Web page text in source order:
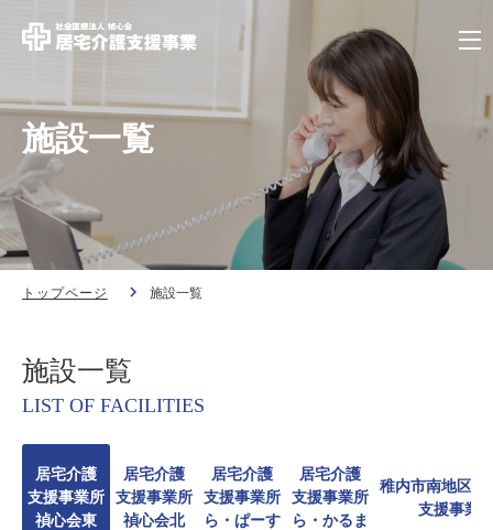
施設一覧
トップページ 施設一覧
施設一覧
LIST OF FACILITIES
居宅介護
支援事業所
禎心会東
居宅介護
支援事業所
禎心会北
居宅介護
支援事業所
ら・ぱーす
居宅介護
支援事業所
ら・かるま
稚内市南地区居
支援事業